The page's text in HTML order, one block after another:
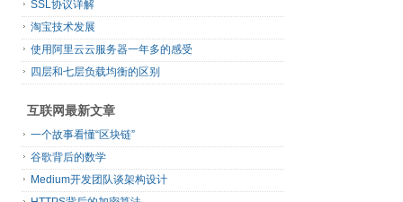
SSL协议详解
淘宝技术发展
使用阿里云云服务器一年多的感受
四层和七层负载均衡的区别
互联网最新文章
一个故事看懂“区块链”
谷歌背后的数学
Medium开发团队谈架构设计